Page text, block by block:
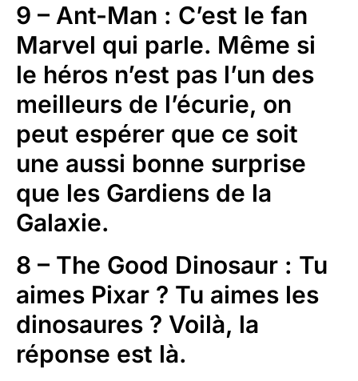
9 – Ant-Man : C’est le fan
Marvel qui parle. Même si
le héros n’est pas l’un des
meilleurs de l’écurie, on
peut espérer que ce soit
une aussi bonne surprise
que les Gardiens de la
Galaxie.
8 – The Good Dinosaur : Tu
aimes Pixar ? Tu aimes les
dinosaures ? Voilà, la
réponse est là.